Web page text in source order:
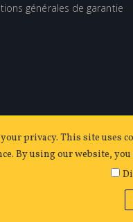
générales de garantie
privacy. This site uses
By using our website, you